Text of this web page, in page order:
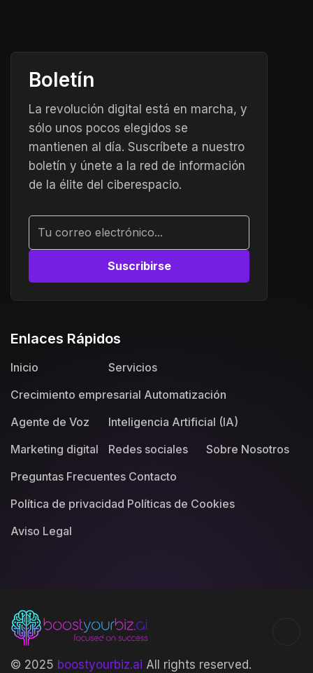
Boletín
La revolución digital está en marcha, y
sólo unos pocos elegidos se
mantienen al día. Suscríbete a nuestro
boletín y únete a la red de información
de la élite del ciberespacio.
Enlaces Rápidos
Inicio
Servicios
Crecimiento empresarial Automatización
Agente de Voz
Inteligencia Artificial (IA)
Marketing digital
Redes sociales
Sobre Nosotros
Preguntas Frecuentes Contacto
Política de privacidad Políticas de Cookies
Aviso Legal
© 2025 boostyourbiz.ai All rights reserved.